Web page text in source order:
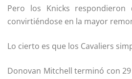
Pero los Knicks
convirtiéndose en la mayor
Lo cierto es que los Cavaliers
Donovan Mitchell terminó con